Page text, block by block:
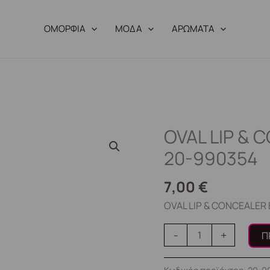
ΟΜΟΡΦΙΑ ΜΟΔΑ ΑΡΩΜΑΤΑ
OVAL LIP &
20-990354
7,00€
OVAL LIP &
-
OVAL
LIP
&
CONCEALER
BRUSH
990354
+